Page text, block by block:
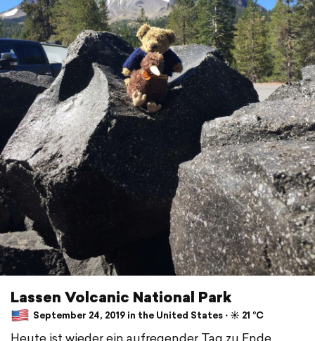
Lassen Volcanic National Park
September 24, 2019 in the United States ⋅ ☀️ 21 °C